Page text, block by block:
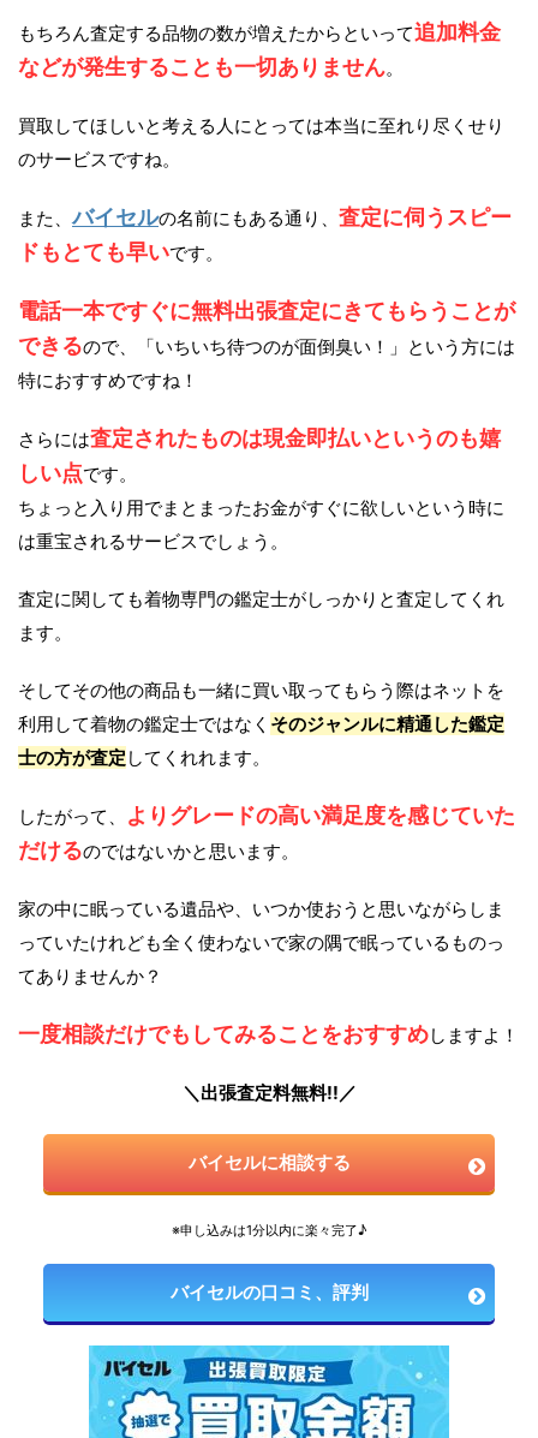
もちろん査定する品物の数が増えたからといって追加料金
などが発生することも一切ありません。
買取してほしいと考える人にとっては本当に至れり尽くせり
のサービスですね。
また、バイセルの名前にもある通り、 査定に伺うスピー
ドもとても早いです。
電話一本ですぐに無料出張査定にきてもらうことが
できるので、「いちいち待つのが面倒臭い！」という方には
特におすすめですね！
さらには査定されたものは現金即払いというのも嬉
しい点です。
ちょっと入り用でまとまったお金がすぐに欲しいという時に
は重宝されるサービスでしょう。
査定に関しても着物専門の鑑定士がしっかりと査定してくれ
ます。
そしてその他の商品も一緒に買い取ってもらう際はネットを
利用して着物の鑑定士ではなく そのジャンルに精通した鑑定
士の方が査定 してくれれます。
したがって、
よりグレードの高い満足度を感じていた
だけるのではないかと思います。
家の中に眠っている遺品や、いつか使おうと思いながらしま
っていたけれども全く使わないで家の隅で眠っているものっ
てありませんか？
一度相談だけでもしてみることをおすすめしますよ！
＼出張査定料無料!!／
バイセルに相談する
※申し込みは1分以内に楽々完了♪
バイセルの口コミ、評判